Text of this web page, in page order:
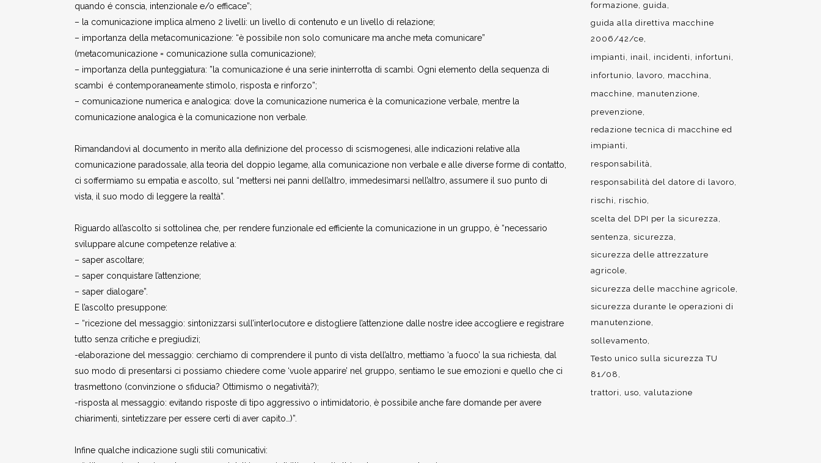
quando é conscia, intenzionale e/o efficace”;
– la comunicazione implica almeno 2 livelli: un livello di contenuto e un livello di relazione;
– importanza della metacomunicazione: “è possibile non solo comunicare ma anche meta comunicare”
(metacomunicazione = comunicazione sulla comunicazione);
– importanza della punteggiatura: ”la comunicazione é una serie ininterrotta di scambi. Ogni elemento della sequenza di
scambi é contemporaneamente stimolo, risposta e rinforzo”;
– comunicazione numerica e analogica: dove la comunicazione numerica è la comunicazione verbale, mentre la
comunicazione analogica è la comunicazione non verbale.
Rimandandovi al documento in merito alla definizione del processo di scismogenesi, alle indicazioni relative alla
comunicazione paradossale, alla teoria del doppio legame, alla comunicazione non verbale e alle diverse forme di contatto,
ci soffermiamo su empatia e ascolto, sul “mettersi nei panni dell’altro, immedesimarsi nell’altro, assumere il suo punto di
vista, il suo modo di leggere la realtà”.
Riguardo all’ascolto si sottolinea che, per rendere funzionale ed efficiente la comunicazione in un gruppo, è “necessario
sviluppare alcune competenze relative a:
– saper ascoltare;
– saper conquistare l’attenzione;
– saper dialogare”.
E l’ascolto presuppone:
– “ricezione del messaggio: sintonizzarsi sull’interlocutore e distogliere l’attenzione dalle nostre idee accogliere e registrare
tutto senza critiche e pregiudizi;
-elaborazione del messaggio: cerchiamo di comprendere il punto di vista dell’altro, mettiamo ‘a fuoco’ la sua richiesta, dal
suo modo di presentarsi ci possiamo chiedere come ‘vuole apparire’ nel gruppo, sentiamo le sue emozioni e quello che ci
trasmettono (convinzione o sfiducia? Ottimismo o negatività?);
-risposta al messaggio: evitando risposte di tipo aggressivo o intimidatorio, è possibile anche fare domande per avere
chiarimenti, sintetizzare per essere certi di aver capito…)”.
Infine qualche indicazione sugli stili comunicativi:
formazione guida
guida alla direttiva macchine
2006/42/ce
impianti
inail incidenti
infortuni
infortunio
lavoro
macchina
macchine
manutenzione
prevenzione
redazione tecnica di macchine ed
impianti
responsabilità
responsabilità del datore di lavoro
rischi
rischio
scelta del DPI per la sicurezza
sentenza sicurezza
sicurezza delle attrezzature
agricole
sicurezza delle macchine agricole
sicurezza durante le operazioni di
manutenzione
sollevamento
Testo unico sulla sicurezza TU
81/08
trattori
uso valutazione